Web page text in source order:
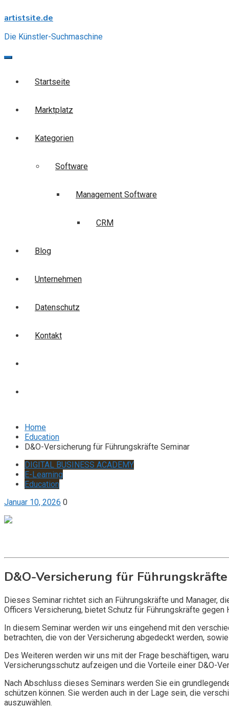
to
artistsite.de
Die Künstler-Suchmaschine
Startseite
Marktplatz
Kategorien
Software
Management Software
CRM
Blog
Unternehmen
Datenschutz
Kontakt
Home
Education
D&O-Versicherung für Führungskräfte Seminar
DIGITAL BUSINESS ACADEMY
E-Learning
Education
Januar 10, 2026 0
D&O-Versicherung für
Dieses Seminar richtet sich an Führungskräfte und Manager,
Officers Versicherung, bietet Schutz für Führungskräfte
In diesem Seminar werden wir uns eingehend mit den
betrachten, die von der Versicherung abgedeckt werden,
Des Weiteren werden wir uns mit der Frage beschäftigen,
Versicherungsschutz aufzeigen und die Vorteile einer D&O-
Nach Abschluss dieses Seminars werden Sie ein
schützen können. Sie werden auch in der Lage sein, die
auszuwählen.